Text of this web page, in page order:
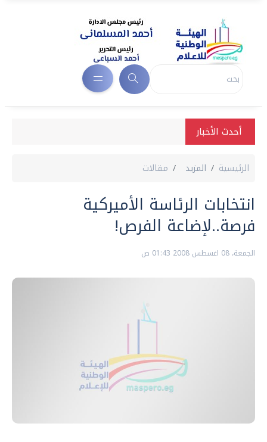
أحدث الأخبار
الرئيسية المزيد مقالات
انتخابات الرئاسة الأميركية
فرصة..لإضاعة الفرص!
الجمعة، 08 اغسطس 2008 01:43 ص